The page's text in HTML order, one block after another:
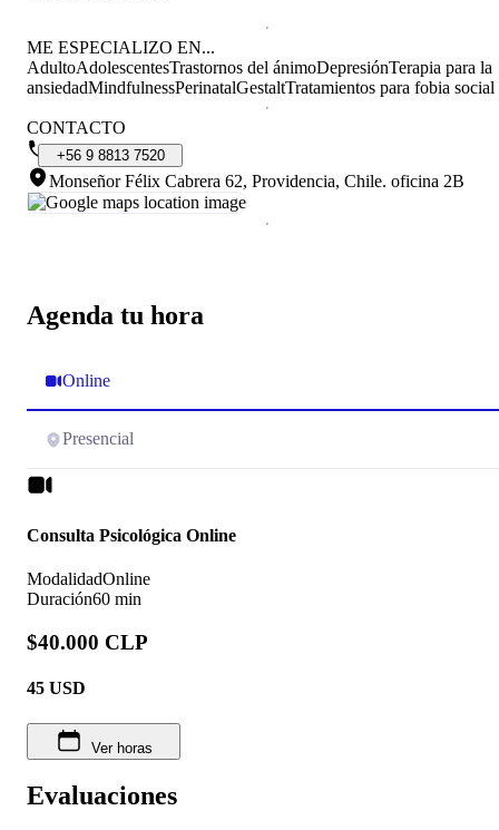
Agenda tu hora
Online
Presencial
Consulta Psicológica Online
ModalidadOnline
Duración60 min
$40.000 CLP
45 USD
Ver horas
Evaluaciones
ME ESPECIALIZO EN...
AdultoAdolescentesTrastornos del ánimoDepresiónTerapia para la
ansiedadMindfulnessPerinatalGestaltTratamientos para fobia social
CONTACTO
+56 9 8813 7520
Monseñor Félix Cabrera 62, Providencia, Chile. oficina 2B